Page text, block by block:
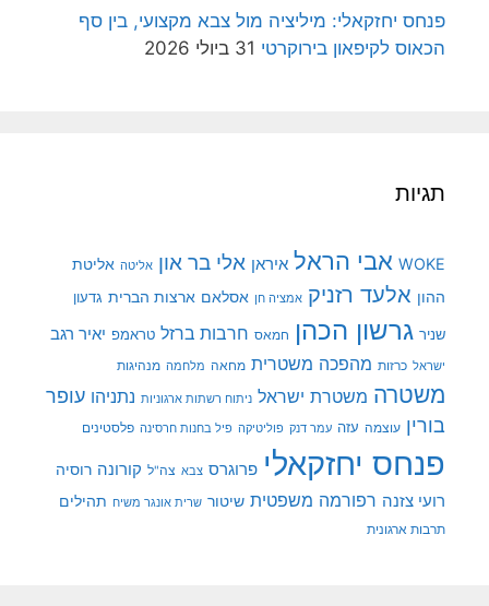
פנחס יחזקאלי: מיליציה מול צבא מקצועי, בין סף
הכאוס לקיפאון בירוקרטי 31 ביולי 2026
תגיות
WOKE אבי הראל איראן אלי בר און אליטה אליטת
ההון אלעד רזניק אמציה חן אסלאם ארצות הברית גדעון
שניר גרשון הכהן חמאס חרבות ברזל טראמפ יאיר רגב
ישראל כרזות מהפכה משטרית מחאה מלחמה מנהיגות
משטרה משטרת ישראל ניתוח רשתות ארגוניות נתניהו עופר
בורין עוצמה עזה עמר דנק פוליטיקה פיל בחנות חרסינה פלסטינים
פנחס יחזקאלי פרוגרס צבא צה"ל קורונה רוסיה
רועי צזנה רפורמה משפטית שיטור שרית אונגר משיח תהילים
תרבות ארגונית